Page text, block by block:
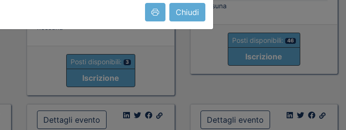
Chiudi
Posti disponibili: 3
Iscrizione
nessuna
Posti disponibili: 46
Iscrizione
Dettagli evento Dettagli evento